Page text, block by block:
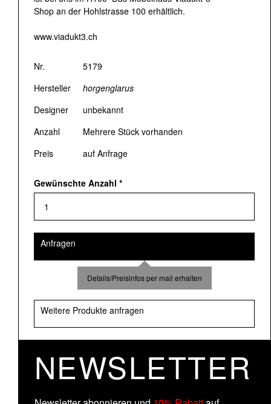
Shop an der Hohlstrasse 100 erhältlich.
www.viadukt3.ch
Nr.
5179
Hersteller
horgenglarus
Designer
unbekannt
Anzahl
Mehrere Stück vorhanden
Preis
auf Anfrage
Gewünschte Anzahl *
Anfragen
Details/Preisinfos per mail erhalten
Weitere Produkte anfragen
NEWSLETTER